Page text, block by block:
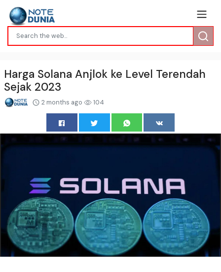
Harga Solana Anjlok ke Level Terendah
Sejak 2023
2 months ago 104